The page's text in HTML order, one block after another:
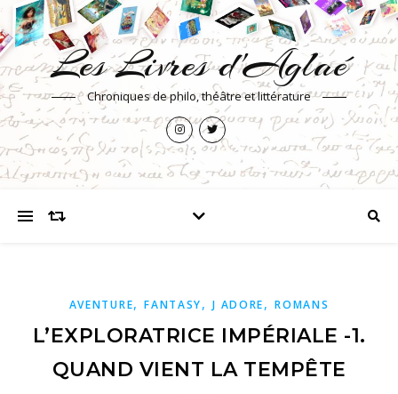
Les Livres d'Aglaé
Chroniques de philo, théâtre et littérature
AVENTURE,FANTASY,J ADORE,ROMANS
L’EXPLORATRICE IMPÉRIALE -1.
QUAND VIENT LA TEMPÊTE